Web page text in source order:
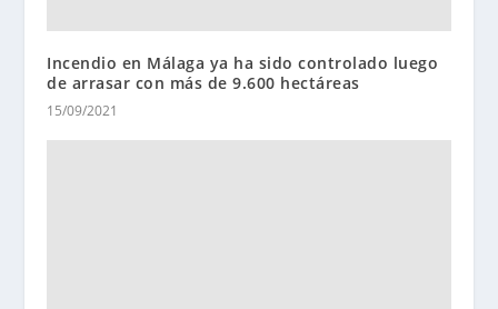
Incendio en Málaga ya ha sido controlado luego
de arrasar con más de 9.600 hectáreas
15/09/2021